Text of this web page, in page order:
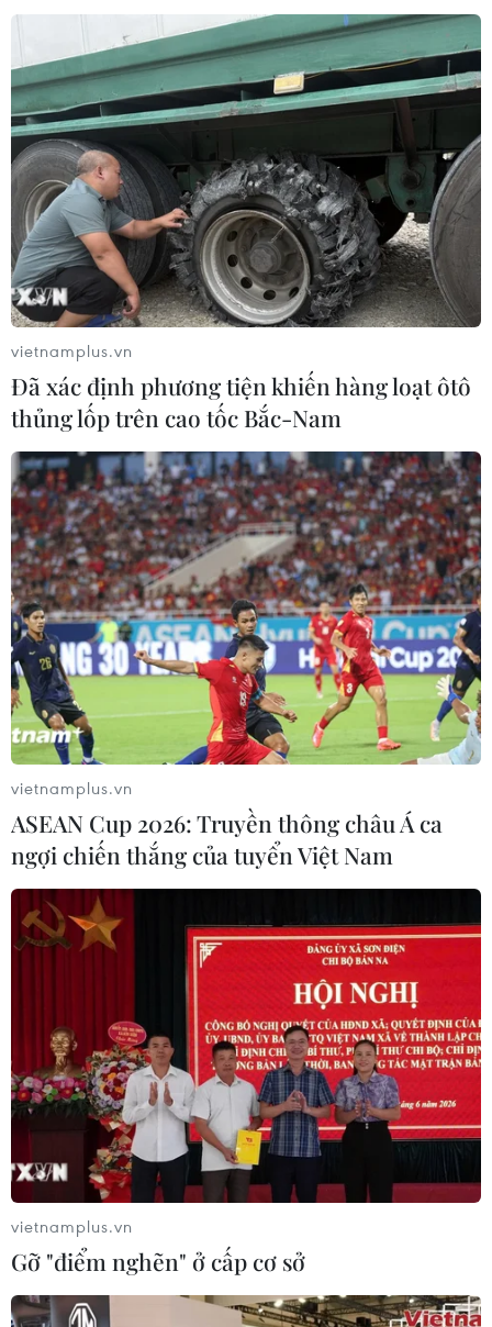
vietnamplus.vn
Đã xác định phương tiện khiến hàng loạt ôtô
thủng lốp trên cao tốc Bắc-Nam
vietnamplus.vn
ASEAN Cup 2026: Truyền thông châu Á ca
ngợi chiến thắng của tuyển Việt Nam
vietnamplus.vn
Gỡ "điểm nghẽn" ở cấp cơ sở